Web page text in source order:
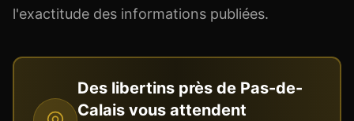
l'exactitude des informations publiées.
Des libertins près de Pas-de-
Calais vous attendent